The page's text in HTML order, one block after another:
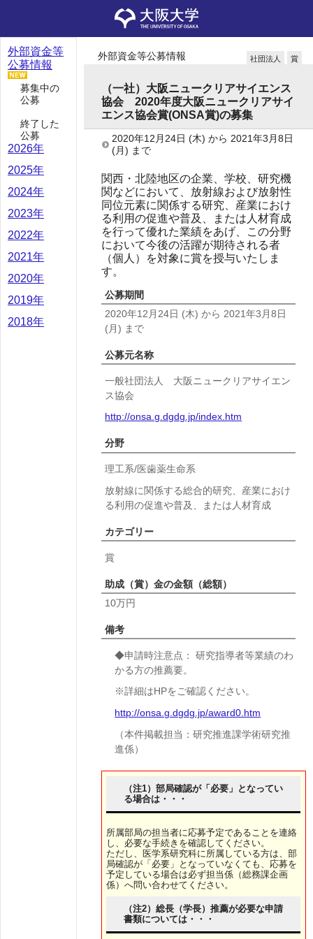
外部資金等
公募情報
募集中の
公募
終了した
公募
2026年
2025年
2024年
2023年
2022年
2021年
2020年
2019年
2018年
外部資金等公募情報 社団法人 賞
（一社）大阪ニュークリアサイエンス
協会 2020年度大阪ニュークリアサイ
エンス協会賞(ONSA賞)の募集
2020年12月24日 (木) から 2021年3月8日
(月) まで
関西・北陸地区の企業、学校、研究機
関などにおいて、放射線および放射性
同位元素に関係する研究、産業におけ
る利用の促進や普及、または人材育成
を行って優れた業績をあげ、この分野
において今後の活躍が期待される者
（個人）を対象に賞を授与いたしま
す。
公募期間
2020年12月24日 (木) から 2021年3月8日
(月) まで
公募元名称
一般社団法人 大阪ニュークリアサイエン
ス協会
http://onsa.g.dgdg.jp/index.htm
分野
理工系/医歯薬生命系
放射線に関係する総合的研究、産業におけ
る利用の促進や普及、または人材育成
カテゴリー
賞
助成（賞）金の金額（総額）
10万円
備考
◆申請時注意点： 研究指導者等業績のわ
かる方の推薦要。
※詳細はHPをご確認ください。
http://onsa.g.dgdg.jp/award0.htm
（本件掲載担当：研究推進課学術研究推
進係）
（注1）部局確認が「必要」となってい
る場合は・・・
所属部局の担当者に応募予定であることを連絡
し、必要な手続きを確認してください。
ただし、医学系研究科に所属している方は、部
局確認が「必要」となっていなくても、応募を
予定している場合は必ず担当係（総務課企画
係）へ問い合わせてください。
（注2）総長（学長）推薦が必要な申請
書類については・・・